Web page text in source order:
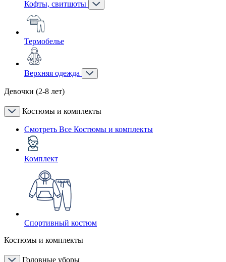
Кофты, свитшоты
Термобелье
Верхняя одежда
Девочки (2-8 лет)
Костюмы и комплекты
Смотреть Все Костюмы и комплекты
Комплект
Спортивный костюм
Костюмы и комплекты
Головные уборы